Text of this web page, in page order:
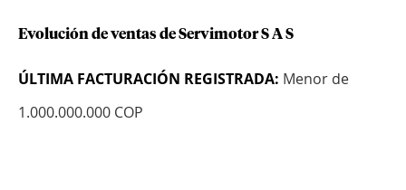
Evolución de ventas de Servimotor S A S
ÚLTIMA FACTURACIÓN REGISTRADA: Menor de
1.000.000.000 COP